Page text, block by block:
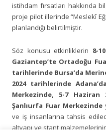
istihdam fırsatları hakkında
proje pilot illerinde “Meslekî
planlandığı belirtilmiştir.
Söz konusu etkinliklerin 8-
Gaziantep’te Ortadoğu
tarihlerinde Bursa’da
2024 tarihlerinde
Merkezinde, 5-7 Haziran
Şanlıurfa Fuar Merkezinde
ve iş insanlarına tahsis
altyapı ve stant